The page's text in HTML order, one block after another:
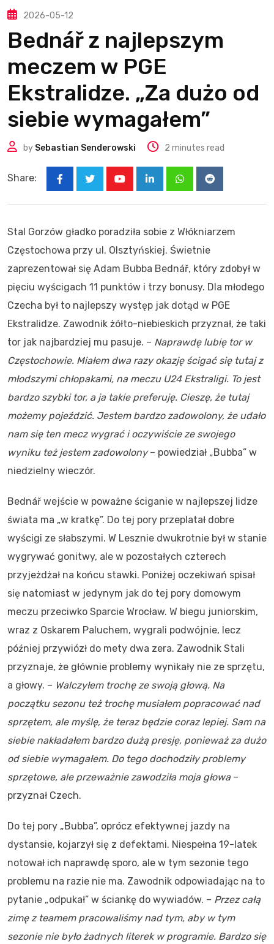
2026-05-12
Bednář z najlepszym
meczem w PGE
Ekstralidze. „Za dużo od
siebie wymagałem”
by Sebastian Senderowski 2 minutes read
Share:
LinkedInWhatsappReddit
Stal Gorzów gładko poradziła sobie z Włókniarzem
Częstochowa przy ul. Olsztyńskiej. Świetnie
zaprezentował się Adam Bubba Bednář, który zdobył w
pięciu wyścigach 11 punktów i trzy bonusy. Dla młodego
Czecha był to najlepszy występ jak dotąd w PGE
Ekstralidze. Zawodnik żółto-niebieskich przyznał, że taki
tor jak najbardziej mu pasuje. – Naprawdę lubię tor w
Częstochowie. Miałem dwa razy okazję ścigać się tutaj z
młodszymi chłopakami, na meczu U24 Ekstraligi. To jest
bardzo szybki tor, a ja takie preferuję. Cieszę, że tutaj
możemy pojeździć. Jestem bardzo zadowolony, że udało
nam się ten mecz wygrać i oczywiście ze swojego
wyniku też jestem zadowolony– powiedział „Bubba” w
niedzielny wieczór.
Bednář wejście w poważne ściganie w najlepszej lidze
świata ma „w kratkę”. Do tej pory przeplatał dobre
wyścigi ze słabszymi. W Lesznie dwukrotnie był w stanie
wygrywać gonitwy, ale w pozostałych czterech
przyjeżdżał na końcu stawki. Poniżej oczekiwań spisał
się natomiast w jedynym jak do tej pory domowym
meczu przeciwko Sparcie Wrocław. W biegu juniorskim,
wraz z Oskarem Paluchem, wygrali podwójnie, lecz
później przywiózł do mety dwa zera. Zawodnik Stali
przyznaje, że głównie problemy wynikały nie ze sprzętu,
a głowy. – Walczyłem trochę ze swoją głową. Na
początku sezonu też trochę musiałem popracować nad
sprzętem, ale myślę, że teraz będzie coraz lepiej. Sam na
siebie nakładałem bardzo dużą presję, ponieważ za dużo
od siebie wymagałem. Do tego dochodziły problemy
sprzętowe, ale przeważnie zawodziła moja głowa–
przyznał Czech.
Do tej pory „Bubba”, oprócz efektywnej jazdy na
dystansie, kojarzył się z defektami. Niespełna 19-latek
notował ich naprawdę sporo, ale w tym sezonie tego
problemu na razie nie ma. Zawodnik odpowiadając na to
pytanie „odpukał” w ściankę do wywiadów. – Przez całą
zimę z teamem pracowaliśmy nad tym, aby w tym
sezonie nie było żadnych literek w programie. Bardzo się